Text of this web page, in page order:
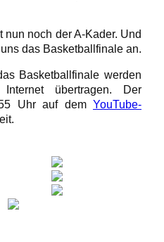
noch der A-Kader. Und
das Basketballfinale an.
Basketballfinale werden
übertragen. Der
Uhr auf dem YouTube-